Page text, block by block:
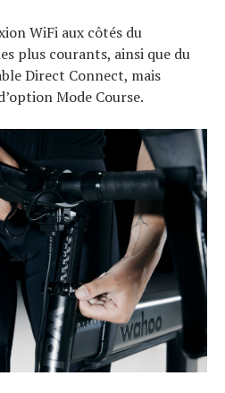
WiFi aux côtés du
plus courants, ainsi que du
Direct Connect, mais
Mode Course.